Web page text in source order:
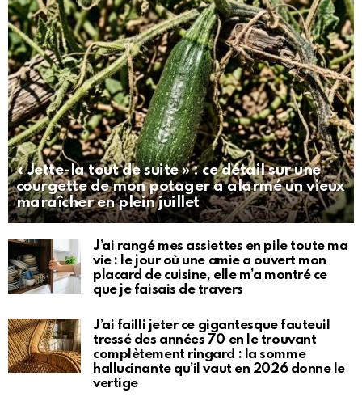
« Jette-la tout de suite » : ce détail sur une
courgette de mon potager a alarmé un vieux
maraîcher en plein juillet
J’ai rangé mes assiettes en pile toute ma
vie : le jour où une amie a ouvert mon
placard de cuisine, elle m’a montré ce
que je faisais de travers
J’ai failli jeter ce gigantesque fauteuil
tressé des années 70 en le trouvant
complètement ringard : la somme
hallucinante qu’il vaut en 2026 donne le
vertige